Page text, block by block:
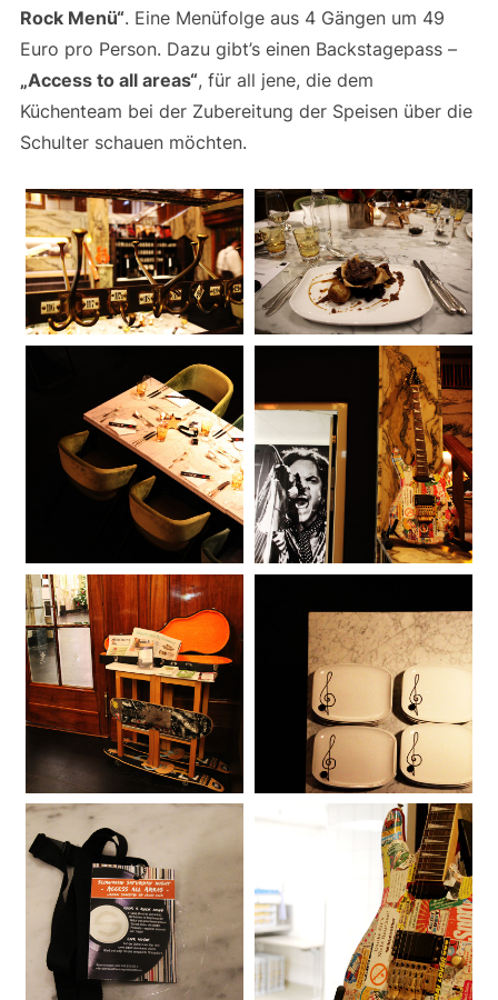
Rock Menü“. Eine Menüfolge aus 4 Gängen um 49
Euro pro Person. Dazu gibt’s einen Backstagepass –
„Access to all areas“, für all jene, die dem
Küchenteam bei der Zubereitung der Speisen über die
Schulter schauen möchten.